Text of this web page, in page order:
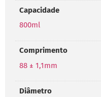
Capacidade
800ml
Comprimento
88 ± 1,1mm
Diâmetro